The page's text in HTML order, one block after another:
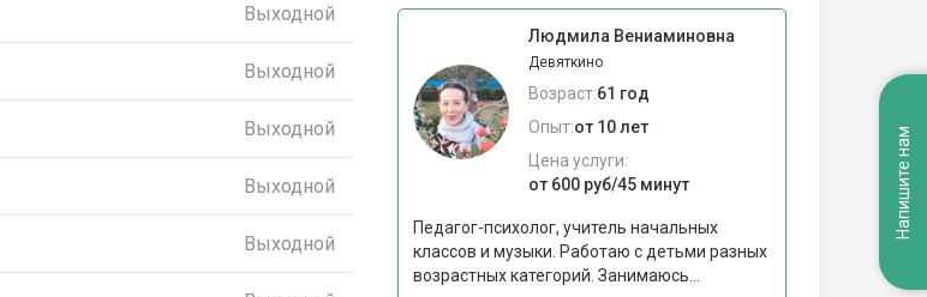
Выходной
Выходной
Выходной
Выходной
Выходной
Людмила Вениаминовна
Девяткино
Возраст:61 год
Опыт:от 10 лет
Цена услуги:
от 600 руб/45 минут
Педагог-психолог, учитель начальных
классов и музыки. Работаю с детьми разных
возрастных категорий. Занимаюсь...
Напишите нам